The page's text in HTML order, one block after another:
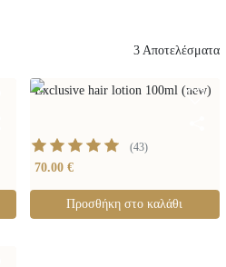
3 Αποτελέσματα
Exclusive hair lotion 100ml (new)
(43)
70.00 €
Προσθήκη στο καλάθι